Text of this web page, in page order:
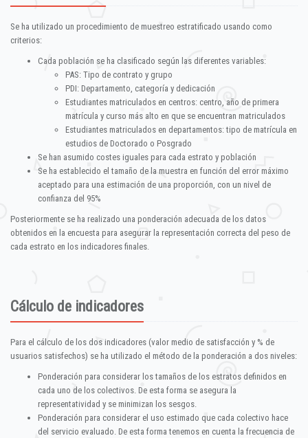
Se ha utilizado un procedimiento de muestreo estratificado usando como
criterios:
Cada población se ha clasificado según las diferentes variables:
PAS: Tipo de contrato y grupo
PDI: Departamento, categoría y dedicación
Estudiantes matriculados en centros: centro, año de primera
matrícula y curso más alto en que se encuentran matriculados
Estudiantes matriculados en departamentos: tipo de matrícula en
estudios de Doctorado o Posgrado
Se han asumido costes iguales para cada estrato y población
Se ha establecido el tamaño de la muestra en función del error máximo
aceptado para una estimación de una proporción, con un nivel de
confianza del 95%
Posteriormente se ha realizado una ponderación adecuada de los datos
obtenidos en la encuesta para asegurar la representación correcta del peso de
cada estrato en los indicadores finales.
Cálculo de indicadores
Para el cálculo de los dos indicadores (valor medio de satisfacción y % de
usuarios satisfechos) se ha utilizado el método de la ponderación a dos niveles:
Ponderación para considerar los tamaños de los estratos definidos en
cada uno de los colectivos. De esta forma se asegura la
representatividad y se minimizan los sesgos.
Ponderación para considerar el uso estimado que cada colectivo hace
del servicio evaluado. De esta forma tenemos en cuenta la frecuencia de